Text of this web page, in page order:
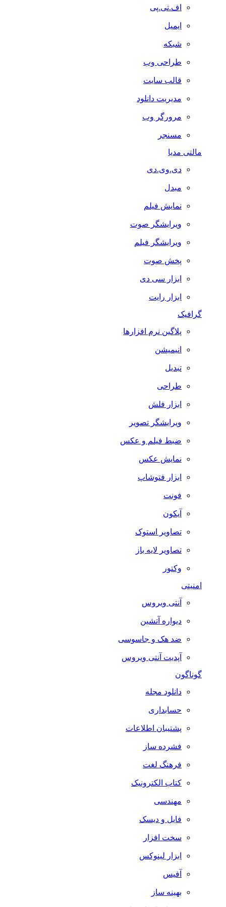
اف.تی.پی
ایمیل
شبکه
طراحی وب
قالب سایت
مدیریت دانلود
مرورگر وب
مسنجر
مالتی مدیا
دی.وی.دی
مبدل
نمایش فیلم
ویرایشگر صوت
ویرایشگر فیلم
پخش صوت
ابزار سی دی
ابزار رایت
گرافیک
پلاگین نرم افزارها
انیمیشن
تبدیل
طراحی
ابزار فلش
ویرایشگر تصویر
ضبط فيلم و عكس
نمایش عکس
ابزار فتوشاپ
فونت
آیکون
تصاویر استوک
تصاویر لایه باز
وکتور
آنتی ویروس
دیواره آتشین
ضد هک و جاسوسی
آپدیت آنتی ویروس
گوناگون
دانلود مجله
حسابداری
پشتیبان اطلاعات
فشرده ساز
فرهنگ لغت
کتاب الکترونیک
مهندسی
فایل و دیسک
سخت افزار
ابزار لینوکس
آفیس
بهینه ساز